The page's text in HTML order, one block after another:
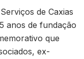
de Caxias
anos de fundação
que
ex-